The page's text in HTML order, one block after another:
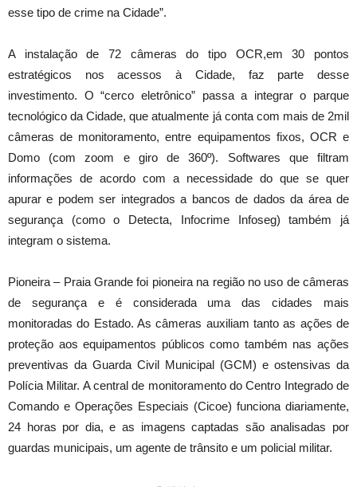
esse tipo de crime na Cidade”.
A instalação de 72 câmeras do tipo OCR,em 30 pontos
estratégicos nos acessos à Cidade, faz parte desse
investimento. O “cerco eletrônico” passa a integrar o parque
tecnológico da Cidade, que atualmente já conta com mais de 2mil
câmeras de monitoramento, entre equipamentos fixos, OCR e
Domo (com zoom e giro de 360º). Softwares que filtram
informações de acordo com a necessidade do que se quer
apurar e podem ser integrados a bancos de dados da área de
segurança (como o Detecta, Infocrime Infoseg) também já
integram o sistema.
Pioneira – Praia Grande foi pioneira na região no uso de câmeras
de segurança e é considerada uma das cidades mais
monitoradas do Estado. As câmeras auxiliam tanto as ações de
proteção aos equipamentos públicos como também nas ações
preventivas da Guarda Civil Municipal (GCM) e ostensivas da
Polícia Militar. A central de monitoramento do Centro Integrado de
Comando e Operações Especiais (Cicoe) funciona diariamente,
24 horas por dia, e as imagens captadas são analisadas por
guardas municipais, um agente de trânsito e um policial militar.